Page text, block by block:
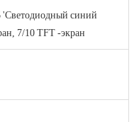
'Светодиодный синий
7/10 TFT -экран